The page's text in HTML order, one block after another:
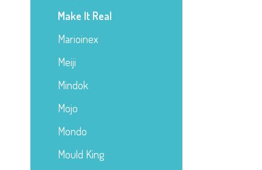
Make It Real
Marioinex
Meiji
Mindok
Mojo
Mondo
Mould King